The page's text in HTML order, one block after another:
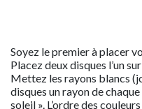
Soyez le premier à placer
Placez deux disques l’un
Mettez les rayons blancs
disques un rayon de
soleil ». L’ordre des